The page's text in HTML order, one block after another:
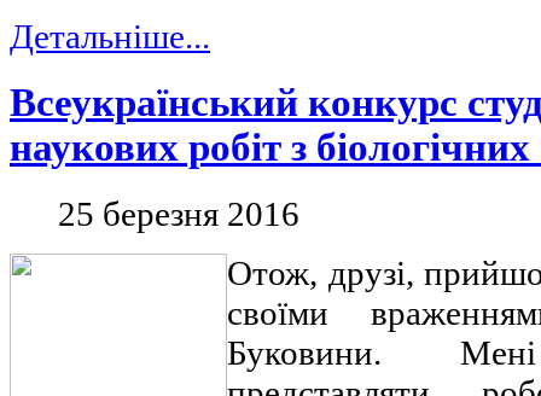
Детальніше...
Всеукраїнський конкурс
наукових робіт з
25 березня 2016
Отож, друзі,
своїми
Буковини.